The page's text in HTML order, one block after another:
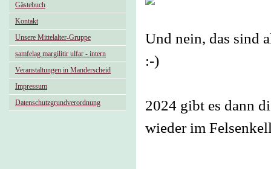
Gästebuch
Kontakt
Unsere Mittelalter-Gruppe
samfelag margilitir ulfar - intern
Veranstaltungen in Manderscheid
Impressum
Datenschutzgrundverordnung
Und nein, das sind
:-)
2024 gibt es dann
wieder im